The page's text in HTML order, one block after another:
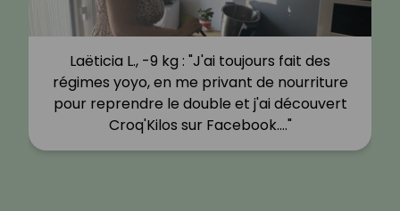
Laëticia L., -9 kg : "J'ai toujours fait des
régimes yoyo, en me privant de nourriture
pour reprendre le double et j'ai découvert
Croq'Kilos sur Facebook.…"